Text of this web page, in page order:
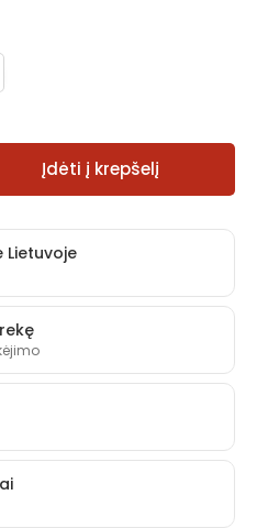
Įdėti į krepšelį
Lietuvoje